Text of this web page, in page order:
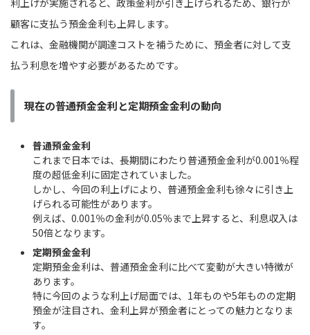
顧客に支払う預金金利も上昇します。
これは、金融機関が調達コストを補うために、預金者に対して支
払う利息を増やす必要があるためです。
現在の普通預金金利と定期預金金利の動向
普通預金金利
これまで日本では、長期間にわたり普通預金金利が0.001％程
度の超低金利に固定されていました。
しかし、今回の利上げにより、普通預金金利も徐々に引き上
げられる可能性があります。
例えば、0.001％の金利が0.05％まで上昇すると、利息収入は
50倍となります。
定期預金金利
定期預金金利は、普通預金金利に比べて変動が大きい特徴が
あります。
特に今回のような利上げ局面では、1年ものや5年ものの定期
預金が注目され、金利上昇が預金者にとっての魅力となりま
す。